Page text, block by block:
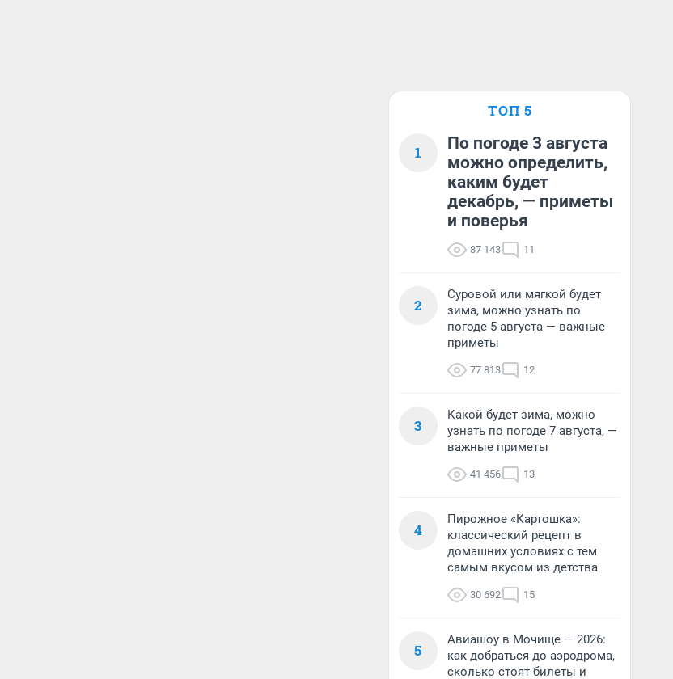
ТОП 5
1
По погоде 3 августа
можно определить,
каким будет
декабрь, — приметы
и поверья
87 143 11
2
Суровой или мягкой будет
зима, можно узнать по
погоде 5 августа — важные
приметы
77 813 12
3
Какой будет зима, можно
узнать по погоде 7 августа, —
важные приметы
41 456 13
4
Пирожное «Картошка»:
классический рецепт в
домашних условиях с тем
самым вкусом из детства
30 692 15
5
Авиашоу в Мочище — 2026:
как добраться до аэродрома,
сколько стоят билеты и